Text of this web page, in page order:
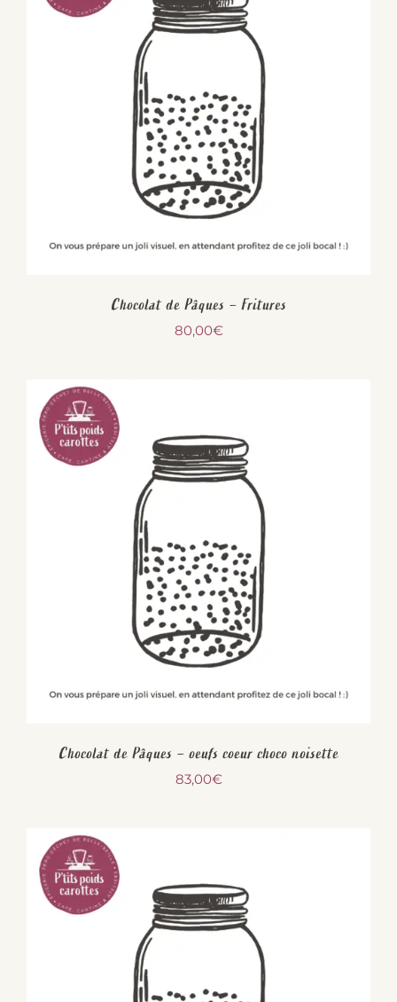
Chocolat de Pâques – Fritures
80,00€
Chocolat de Pâques – oeufs coeur choco noisette
83,00€